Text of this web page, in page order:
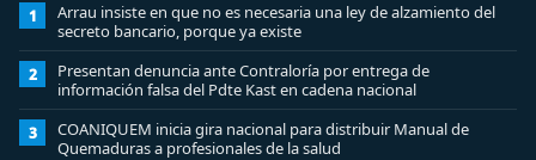
1
Arrau insiste en que no es necesaria una ley de alzamiento del
secreto bancario, porque ya existe
2
Presentan denuncia ante Contraloría por entrega de
información falsa del Pdte Kast en cadena nacional
3
COANIQUEM inicia gira nacional para distribuir Manual de
Quemaduras a profesionales de la salud